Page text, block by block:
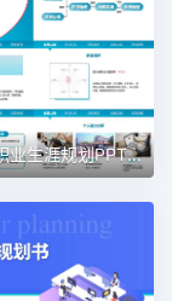
计算机类职业生涯规划PPT模板